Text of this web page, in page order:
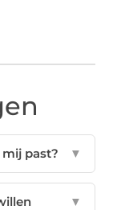
past? ▼
▼